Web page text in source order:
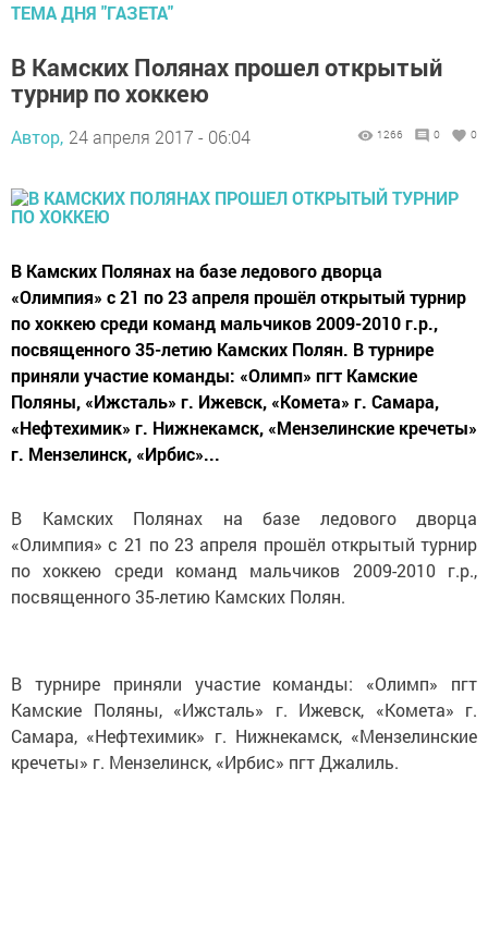
ТЕМА ДНЯ "ГАЗЕТА"
В Камских Полянах прошел открытый
турнир по хоккею
Автор, 24 апреля 2017 - 06:04 1266 0 0
В Камских Полянах на базе ледового дворца
«Олимпия» с 21 по 23 апреля прошёл открытый турнир
по хоккею среди команд мальчиков 2009-2010 г.р.,
посвященного 35-летию Камских Полян. В турнире
приняли участие команды: «Олимп» пгт Камские
Поляны, «Ижсталь» г. Ижевск, «Комета» г. Самара,
«Нефтехимик» г. Нижнекамск, «Мензелинские кречеты»
г. Мензелинск, «Ирбис»...
В Камских Полянах на базе ледового дворца
«Олимпия» с 21 по 23 апреля прошёл открытый турнир
по хоккею среди команд мальчиков 2009-2010 г.р.,
посвященного 35-летию Камских Полян.
В турнире приняли участие команды: «Олимп» пгт
Камские Поляны, «Ижсталь» г. Ижевск, «Комета» г.
Самара, «Нефтехимик» г. Нижнекамск, «Мензелинские
кречеты» г. Мензелинск, «Ирбис» пгт Джалиль.